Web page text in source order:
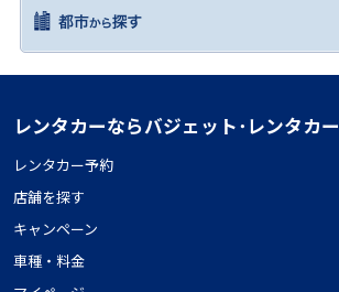
レンタカーならバジェット･レンタカー
レンタカー予約
店舗を探す
キャンペーン
車種・料金